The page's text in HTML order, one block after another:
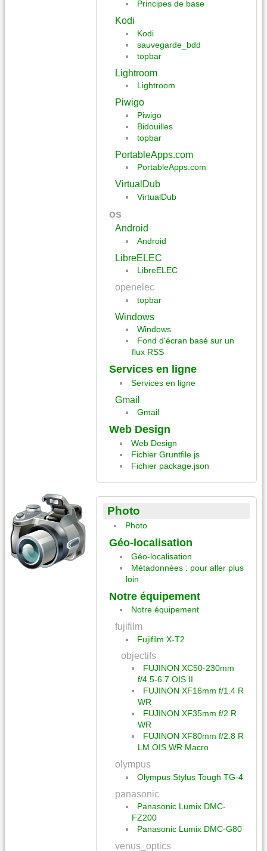
Principes de base
Kodi
Kodi
sauvegarde_bdd
topbar
Lightroom
Lightroom
Piwigo
Piwigo
Bidouilles
topbar
PortableApps.com
PortableApps.com
VirtualDub
VirtualDub
os
Android
Android
LibreELEC
LibreELEC
openelec
topbar
Windows
Windows
Fond d'écran basé sur un
flux RSS
Services en ligne
Services en ligne
Gmail
Gmail
Web Design
Web Design
Fichier Gruntfile.js
Fichier package.json
Photo
Photo
Géo-localisation
Géo-localisation
Métadonnées : pour aller plus
loin
Notre équipement
Notre équipement
fujifilm
Fujifilm X-T2
objectifs
FUJINON XC50-230mm
f/4.5-6.7 OIS II
FUJINON XF16mm f/1.4 R
WR
FUJINON XF35mm f/2 R
WR
FUJINON XF80mm f/2.8 R
LM OIS WR Macro
olympus
Olympus Stylus Tough TG-4
panasonic
Panasonic Lumix DMC-
FZ200
Panasonic Lumix DMC-G80
venus_optics